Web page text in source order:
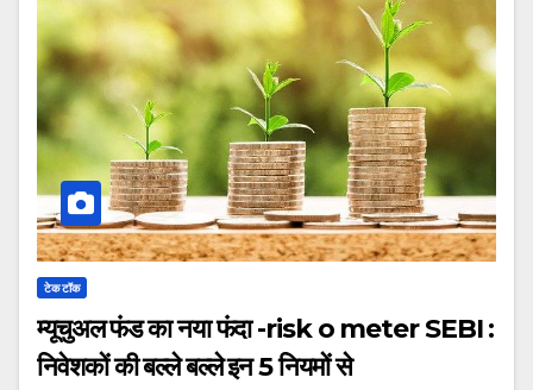
टेक टॉक
म्यूचुअल फंड का नया फंदा -risk o meter SEBI :
निवेशकों की बल्ले बल्ले इन 5 नियमों से